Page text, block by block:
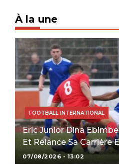
À la une
FOOTBALL INTERNATIONAL
Eric Junior Dina
Et Relance Sa Carrière
07/08/2026 - 13:02